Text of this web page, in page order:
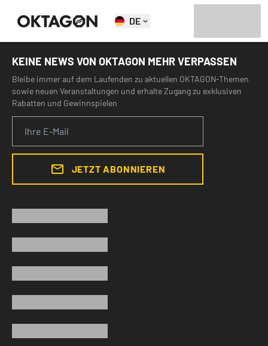
DE
KEINE NEWS VON OKTAGON MEHR VERPASSEN
Bleibe immer auf dem Laufenden zu aktuellen OKTAGON-Themen
sowie neuen Veranstaltungen und erhalte Zugang zu exklusiven
Rabatten und Gewinnspielen
JETZT ABONNIEREN